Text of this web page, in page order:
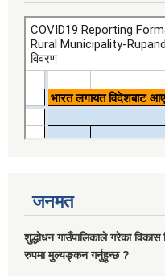
जनमत
शुद्धोधन गाउँपालिकाले गरेका
रुपमा मुल्यङ्कन गर्नुहुन्छ ?